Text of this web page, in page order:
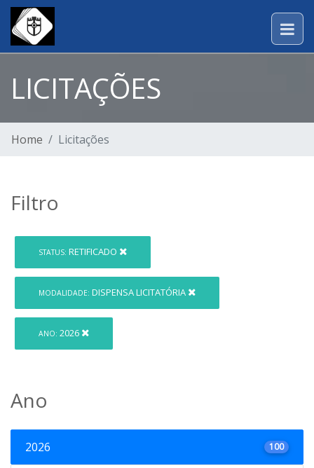
LICITAÇÕES
Home Licitações
Filtro
STATUS: RETIFICADO
MODALIDADE: DISPENSA LICITATÓRIA
ANO: 2026
Ano
2026 100